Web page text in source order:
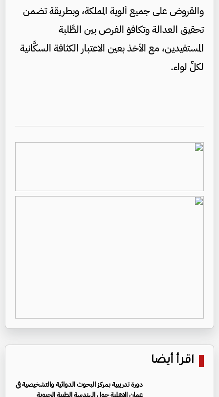
والقروض على جميع ألوية المملكة، وبطريقة تضمن
تحقيق العدالة وتكافؤ الفرص بين الطَّلبة
المستفيدين، مع الأخذ بعين الاعتبار الكثافة السكَّانية
لكلِّ لواء.
اقرأ أيضا
دورة تدريبية بمركز البحوث الدوائية والتشخيصية في
عمان الاهلية حول الهندسة الطبية الحيوية